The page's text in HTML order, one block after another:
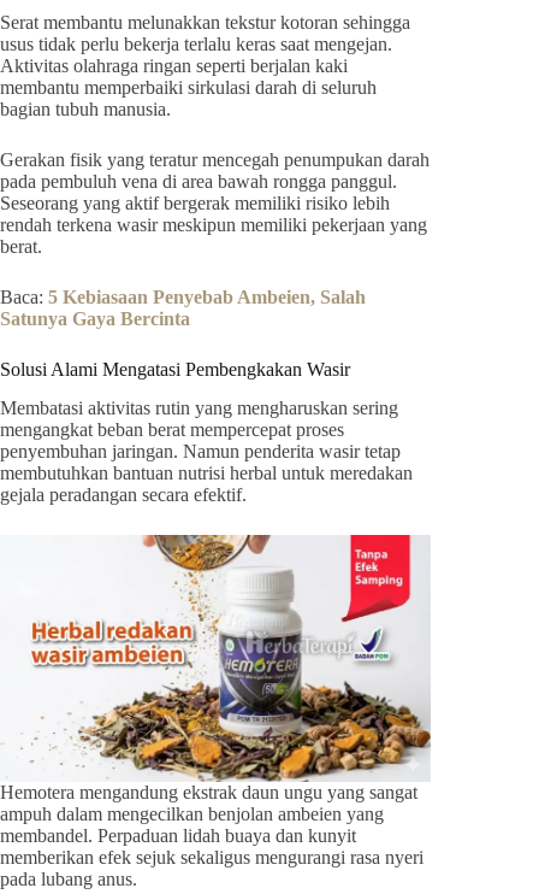
Serat membantu melunakkan tekstur kotoran sehingga
usus tidak perlu bekerja terlalu keras saat mengejan.
Aktivitas olahraga ringan seperti berjalan kaki
membantu memperbaiki sirkulasi darah di seluruh
bagian tubuh manusia.
Gerakan fisik yang teratur mencegah penumpukan darah
pada pembuluh vena di area bawah rongga panggul.
Seseorang yang aktif bergerak memiliki risiko lebih
rendah terkena wasir meskipun memiliki pekerjaan yang
berat.
Baca: 5 Kebiasaan Penyebab Ambeien, Salah
Satunya Gaya Bercinta
Solusi Alami Mengatasi Pembengkakan Wasir
Membatasi aktivitas rutin yang mengharuskan sering
mengangkat beban berat mempercepat proses
penyembuhan jaringan. Namun penderita wasir tetap
membutuhkan bantuan nutrisi herbal untuk meredakan
gejala peradangan secara efektif.
Hemotera mengandung ekstrak daun ungu yang sangat
ampuh dalam mengecilkan benjolan ambeien yang
membandel. Perpaduan lidah buaya dan kunyit
memberikan efek sejuk sekaligus mengurangi rasa nyeri
pada lubang anus.